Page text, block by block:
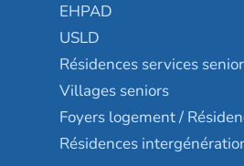
EHPAD
USLD
Résidences services
Villages seniors
Foyers logement /
Résidences